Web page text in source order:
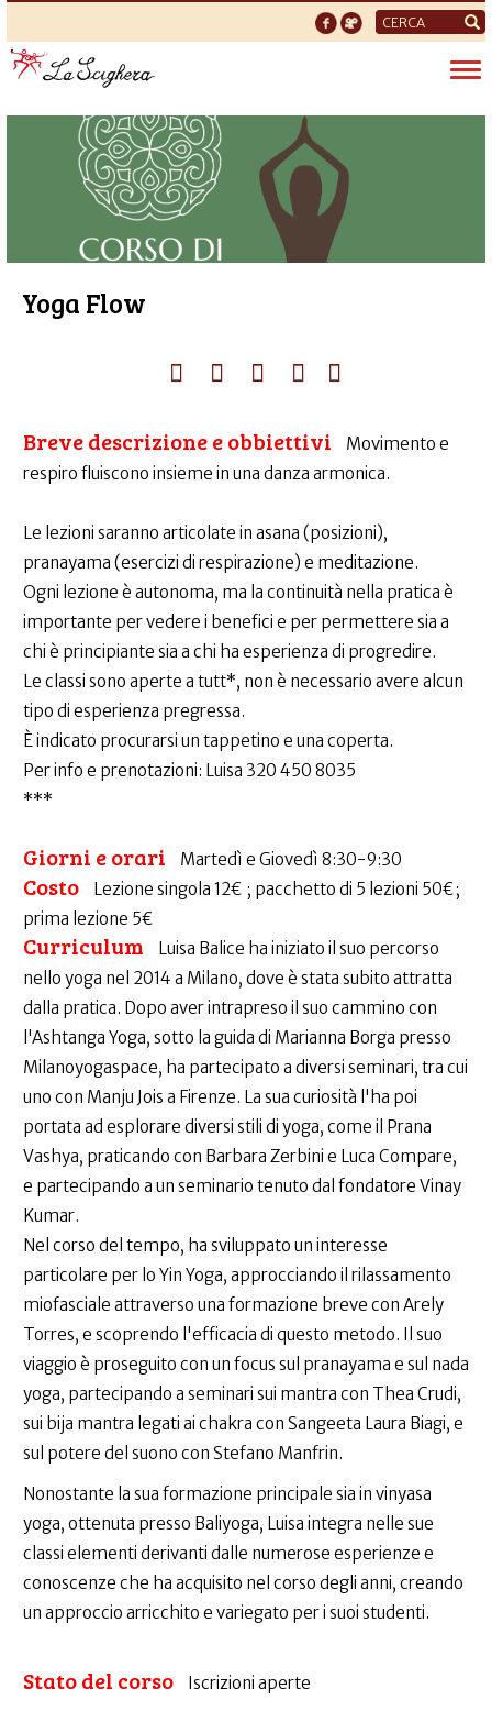
Form
di
ricerca
Yoga Flow
Breve descrizione e obbiettivi
Movimento e
respiro fluiscono insieme in una danza armonica.
Le lezioni saranno articolate in asana (posizioni),
pranayama (esercizi di respirazione) e meditazione.
Ogni lezione è autonoma, ma la continuità nella pratica è
importante per vedere i benefici e per permettere sia a
chi è principiante sia a chi ha esperienza di progredire.
Le classi sono aperte a tutt*, non è necessario avere alcun
tipo di esperienza pregressa.
È indicato procurarsi un tappetino e una coperta.
Per info e prenotazioni: Luisa 320 450 8035
***
Giorni e orari Martedì e Giovedì 8:30-9:30
Costo
Lezione singola 12€ ; pacchetto di 5 lezioni 50€;
prima lezione 5€
Curriculum
Luisa Balice ha iniziato il suo percorso
nello yoga nel 2014 a Milano, dove è stata subito attratta
dalla pratica. Dopo aver intrapreso il suo cammino con
l'Ashtanga Yoga, sotto la guida di Marianna Borga presso
Milanoyogaspace, ha partecipato a diversi seminari, tra cui
uno con Manju Jois a Firenze. La sua curiosità l'ha poi
portata ad esplorare diversi stili di yoga, come il Prana
Vashya, praticando con Barbara Zerbini e Luca Compare,
e partecipando a un seminario tenuto dal fondatore Vinay
Kumar.
Nel corso del tempo, ha sviluppato un interesse
particolare per lo Yin Yoga, approcciando il rilassamento
miofasciale attraverso una formazione breve con Arely
Torres, e scoprendo l'efficacia di questo metodo. Il suo
viaggio è proseguito con un focus sul pranayama e sul nada
yoga, partecipando a seminari sui mantra con Thea Crudi,
sui bija mantra legati ai chakra con Sangeeta Laura Biagi, e
sul potere del suono con Stefano Manfrin.
Nonostante la sua formazione principale sia in vinyasa
yoga, ottenuta presso Baliyoga, Luisa integra nelle sue
classi elementi derivanti dalle numerose esperienze e
conoscenze che ha acquisito nel corso degli anni, creando
un approccio arricchito e variegato per i suoi studenti.
Stato del corso Iscrizioni aperte